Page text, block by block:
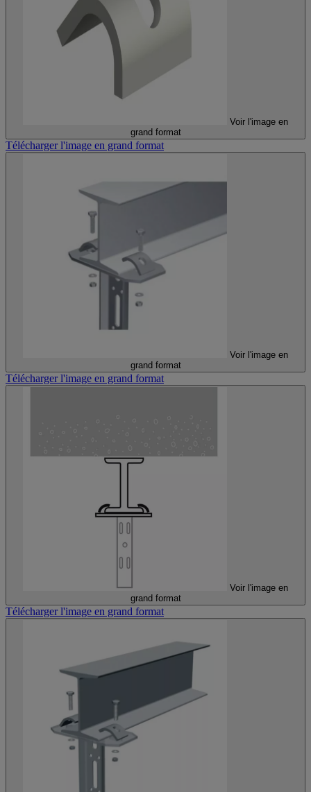
Voir l'image en
grand format
Télécharger l'image en grand format
Voir l'image en
grand format
Télécharger l'image en grand format
Voir l'image en
grand format
Télécharger l'image en grand format